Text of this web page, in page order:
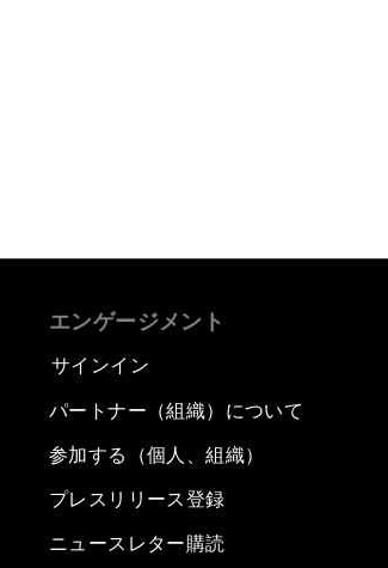
エンゲージメント
サインイン
パートナー（組織）について
参加する（個人、組織）
プレスリリース登録
ニュースレター購読